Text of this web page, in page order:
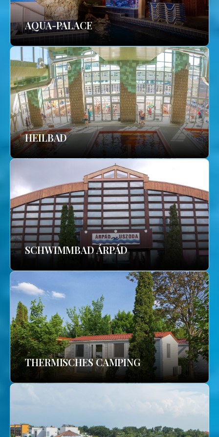
AQUA-PALACE
HEILBAD
SCHWIMMBAD ÁRPÁD
THERMISCHES CAMPING